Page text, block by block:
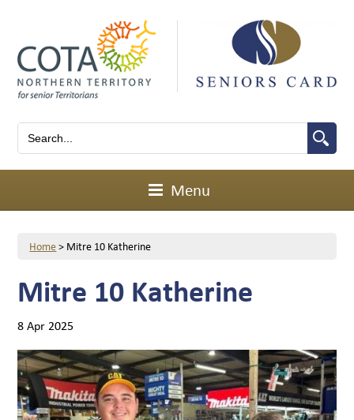
Menu
Home> Mitre 10 Katherine
Mitre 10 Katherine
8 Apr 2025